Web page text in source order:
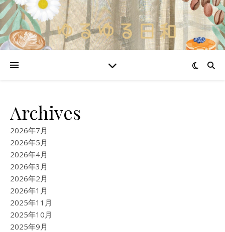
Archives
2026年7月
2026年5月
2026年4月
2026年3月
2026年2月
2026年1月
2025年11月
2025年10月
2025年9月